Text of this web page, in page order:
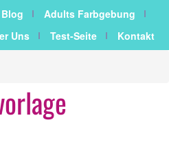
Blog
Adults Farbgebung
Uns Test-Seite Kontakt